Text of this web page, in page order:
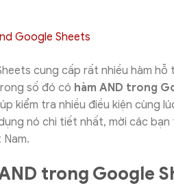
cung cấp rất nhiều hàm
số đó có hàm AND trong
kiểm tra nhiều điều kiện cùng
nó chi tiết nhất, mời các
Nam.
trong Google